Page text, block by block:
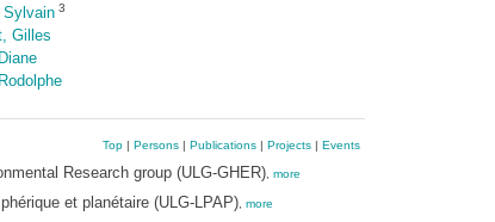
3
Gilles
Top| Persons| Publications| Projects| Events
Research group (ULG-GHER), more
et planétaire (ULG-LPAP), more